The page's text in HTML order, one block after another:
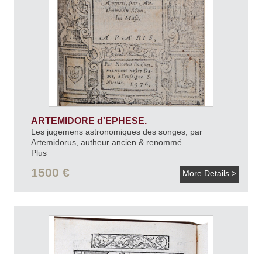
ARTÉMIDORE d'ÉPHÈSE.
Les jugemens astronomiques des songes, par
Artemidorus, autheur ancien & renommé.
Plus
par Antoine du Moulin.
1500 € More Details >